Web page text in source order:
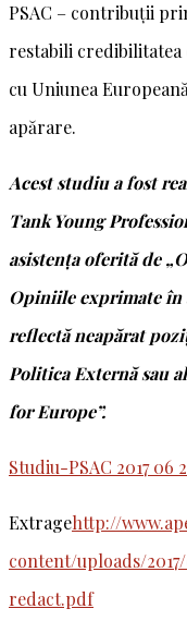
PSAC – contribuții
restabili
cu Uniunea
apărare.
Acest studiu a fost
Tank Young
asistența oferită de
Opiniile exprimate
reflectă neapărat
Politica Externă sau
for Europe”.
Studiu-PSAC 2017 06
Extragehttp://
content/uploads/
redact.pdf